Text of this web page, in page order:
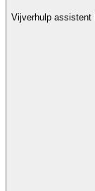
Vijverhulp assistent